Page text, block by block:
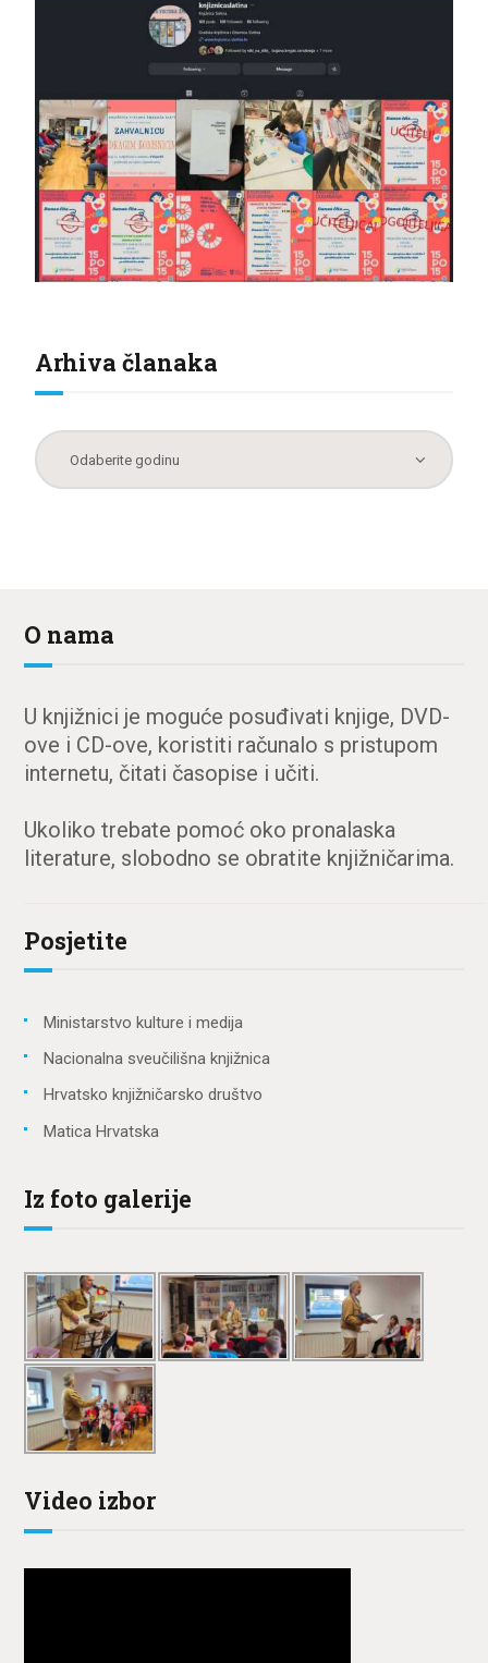
Arhiva članaka
O nama
U knjižnici je moguće posuđivati knjige, DVD-
ove i CD-ove, koristiti računalo s pristupom
internetu, čitati časopise i učiti.
Ukoliko trebate pomoć oko pronalaska
literature, slobodno se obratite knjižničarima.
Posjetite
Ministarstvo kulture i medija
Nacionalna sveučilišna knjižnica
Hrvatsko knjižničarsko društvo
Matica Hrvatska
Iz foto galerije
Video izbor